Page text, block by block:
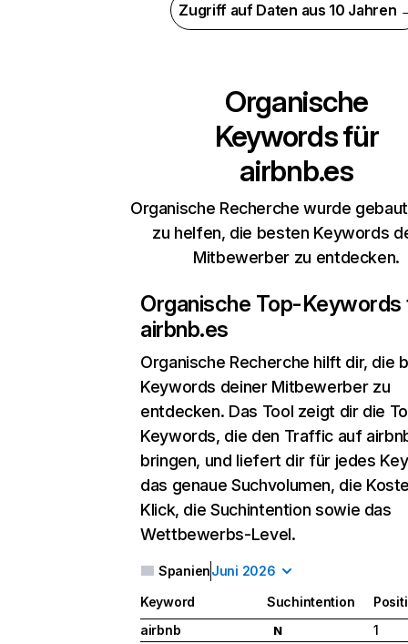
Zugriff auf Daten aus 10 Jahren
Organische
Keywords für
airbnb.es
Organische Recherche wurde
zu helfen, die besten Keywords
Mitbewerber zu entdecken.
Organische Top-Keywords
airbnb.es
Organische Recherche hilft dir, die
Keywords deiner Mitbewerber zu
entdecken. Das Tool zeigt dir die
Keywords, die den Traffic auf
bringen, und liefert dir für jedes
das genaue Suchvolumen, die
Klick, die Suchintention sowie das
Wettbewerbs-Level.
SpanienJuni 2026
Keyword Suchintention
airbnb
N
1